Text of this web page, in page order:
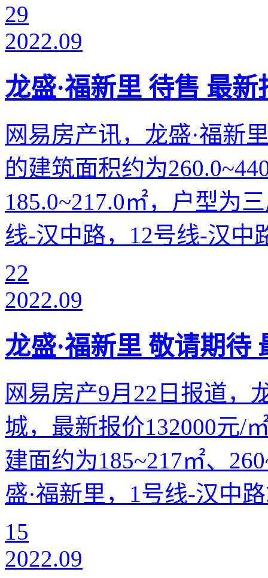
29
2022.09
龙盛·福新里 待售 最
网易房产讯，龙盛·福新
的建筑面积约为
185.0~217.0㎡，户型为
线-汉中路，12号线-汉中
22
2022.09
龙盛·福新里 敬请期待
网易房产9月22日报道，
城，最新报价132000元/
建面约为185~217㎡、
盛·福新里，1号线-汉中
15
2022.09